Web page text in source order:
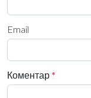
Email
Коментар *